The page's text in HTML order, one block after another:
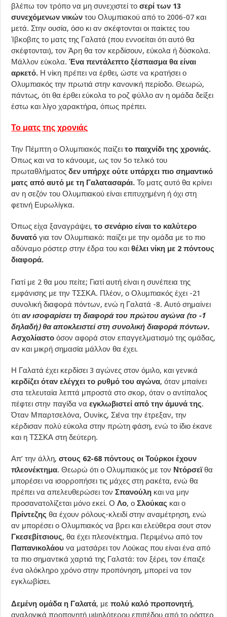
βλέπω τον τρόπο να μη συνεχιστεί τοσερί των 13
συνεχόμενων νικώντου Ολυμπιακού από το 2006-07 και
μετά. Στην ουσία, όσο κι αν σκέφτονται οι παίκτες του
Ίβκοβιτς το ματς της Γαλατά (που εννοείται ότι αυτό θα
σκέφτονται), τον Άρη θα τον κερδίσουν, εύκολα ή δύσκολα.
Μάλλον εύκολα.Ένα πεντάλεπτο ξέσπασμα θα είναι
αρκετό. Η νίκη πρέπει να έρθει, ώστε να κρατήσει ο
Ολυμπιακός την πρωτιά στην κανονική περίοδο. Θεωρώ,
πάντως, ότι θα έρθει εύκολα το ροζ φύλλο αν η ομάδα δείξει
έστω και λίγο χαρακτήρα, όπως πρέπει.
Το ματς της χρονιάς
Την Πέμπτη ο Ολυμπιακός παίζειτο παιχνίδι της χρονιάς.
Όπως και να το κάνουμε, ως τον 5ο τελικό του
πρωταθλήματος δεν υπήρχε ούτε υπάρχει πιο σημαντικό
ματς από αυτό με τη Γαλατασαράι. Το ματς αυτό θα κρίνει
αν η σεζόν του Ολυμπιακού είναι επιτυχημένη ή όχι στη
φετινή Ευρωλίγκα.
Όπως είχα ξαναγράψει, το σενάριο είναι το καλύτερο
δυνατό για τον Ολυμπιακό: παίζει με την ομάδα με το πιο
αδύναμο ρόστερ στην έδρα του καιθέλει νίκη με 2 πόντους
διαφορά.
Γιατί με 2 θα μου πείτε; Γιατί αυτή είναι η συνέπεια της
εμφάνισης με την ΤΣΣΚΑ. Πλέον, ο Ολυμπιακός έχει -21
συνολική διαφορά πόντων, ενώ η Γαλατά -8. Αυτό σημαίνει
ότιαν ισοφαρίσει τη διαφορά του πρώτου αγώνα (το -1
δηλαδή) θα αποκλειστεί στη συνολική διαφορά πόντων.
Ασχολίαστοόσον αφορά στον επαγγελματισμό της ομάδας,
αν και μικρή σημασία μάλλον θα έχει.
Η Γαλατά έχει κερδίσει 3 αγώνες στον όμιλο, και γενικά
κερδίζει όταν ελέγχει το ρυθμό του αγώνα, όταν μπαίνει
στα τελευταία λεπτά μπροστά στο σκορ, όταν ο αντίπαλος
πέφτει στην παγίδα ναεγκλωβιστεί από την άμυνά της.
Όταν Μπαρτσελόνα, Ουνίκς, Σιένα την έτρεξαν, την
κέρδισαν πολύ εύκολα στην πρώτη φάση, ενώ το ίδιο έκανε
και η ΤΣΣΚΑ στη δεύτερη.
Απ’ την άλλη, στους 62-68 πόντους οι Τούρκοι έχουν
πλεονέκτημα. Θεωρώ ότι ο Ολυμπιακός με τον Ντόρσεϊθα
μπορέσει να ισορροπήσει τις μάχες στη ρακέτα, ενώ θα
πρέπει να απελευθερώσει τονΣπανούλη και να μην
προσανατολίζεται μόνο εκεί. ΟΛο, οΣλούκας και ο
Πρίντεζηςθα έχουν ρόλους-κλειδί στην αναμέτρηση, ενώ
αν μπορέσει ο Ολυμπιακός να βρει και ελεύθερα σουτ στον
Γκεσεβίτσιους, θα έχει πλεονέκτημα. Περιμένω από τον
Παπανικολάουνα ματσάρει τον Λούκας που είναι ένα από
τα πιο σημαντικά χαρτιά της Γαλατά: τον ξέρει, τον έπαιζε
ένα ολόκληρο χρόνο στην προπόνηση, μπορεί να τον
εγκλωβίσει.
Δεμένη ομάδα η Γαλατά, μεπολύ καλό προπονητή,
αναλογικά προπονητή υψηλότερου επιπέδου από το ρόστερ